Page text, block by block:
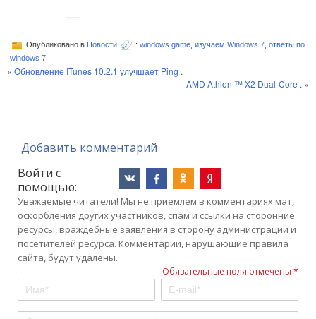
Опубликовано в Новости : windows game изучаем Windows 7 ответы по
windows 7
« Обновление ITunes 10.2.1 улучшает Ping .
AMD Athlon ™ X2 Dual-Core . »
Добавить комментарий
Войти с
помощью:
Уважаемые читатели! Мы не приемлем в комментариях мат,
оскорбления других участников, спам и ссылки на сторонние
ресурсы, враждебные заявления в сторону администрации и
посетителей ресурса. Комментарии, нарушающие правила
сайта, будут удалены.
Обязательные поля отмечены *